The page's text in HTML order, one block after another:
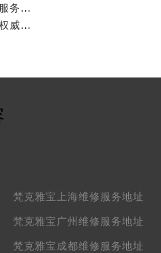
梵克雅宝中国官方售后服务中心｜详细网点地址与售后服务电话权威信息公示（2026年7月最新）
梵克雅宝中国官方售后服务中心｜服务热线与详细地址权威信息公示（2026年7月最新）
梵克雅宝上海维修服务地址
梵克雅宝广州维修服务地址
梵克雅宝成都维修服务地址